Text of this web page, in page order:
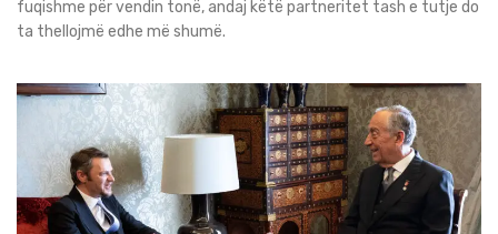
fuqishme për vendin tonë, andaj këtë partneritet tash e tutje do
ta thellojmë edhe më shumë.